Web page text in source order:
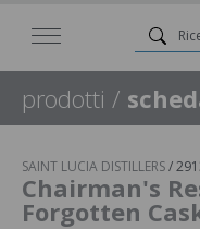
prodotti /
SAINT LUCIA DISTILLERS/
Chairman's
Forgotten